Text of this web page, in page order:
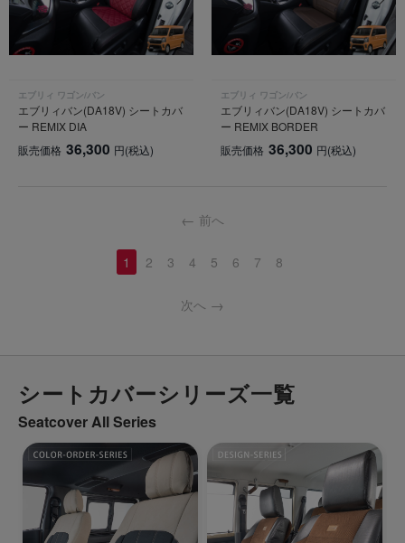
エブリィ ワゴン/バン
エブリィバン(DA18V) シートカバ
ー REMIX DIA
販売価格 36,300 円(税込)
エブリィ ワゴン/バン
エブリィバン(DA18V) シートカバ
ー REMIX BORDER
販売価格 36,300 円(税込)
前へ
1 2 3 4 5 6 7 8
次へ
シートカバーシリーズ一覧
Seatcover All Series